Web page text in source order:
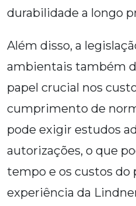
durabilidade a longo
Além disso, a
ambientais também
papel crucial nos
cumprimento de
pode exigir estudos
autorizações, o que
tempo e os custos do
experiência da